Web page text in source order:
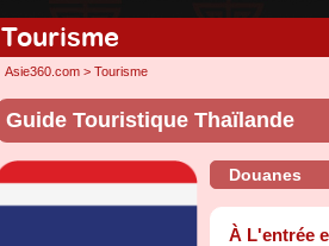
Tourisme
Asie360.com > Tourisme
Guide Touristique Thaïlande
Douanes
À L'entrée